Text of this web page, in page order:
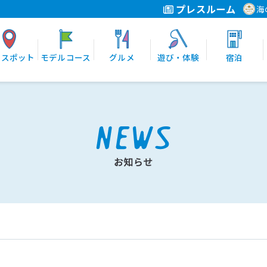
プレスルーム
ポット モデルコース グルメ 遊び・体験 宿泊